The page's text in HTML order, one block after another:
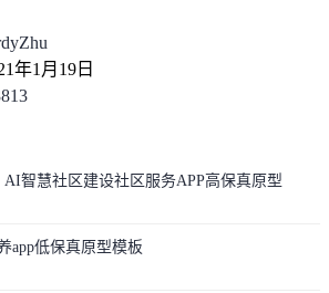
年1月19日
AI智慧社区建设社区服务APP高保真原型
app低保真原型模板